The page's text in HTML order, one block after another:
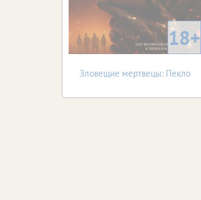
18+
Зловещие мертвецы: Пекло